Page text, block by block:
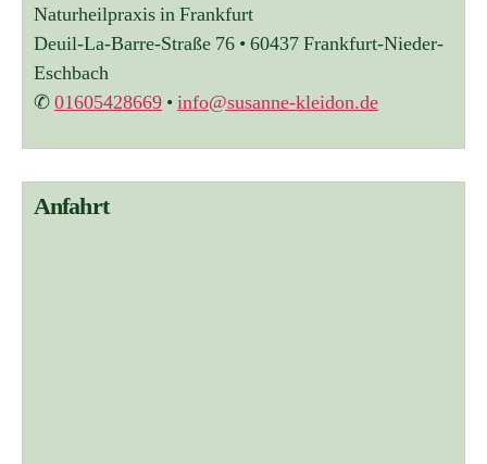
e
r
n
a
t
v
Naturheilpraxis in Frankfurt
Deuil-La-Barre-Straße 76 • 60437 Frankfurt-Nieder-
Eschbach
✆01605428669 •info@susanne-kleidon.de
Anfahrt